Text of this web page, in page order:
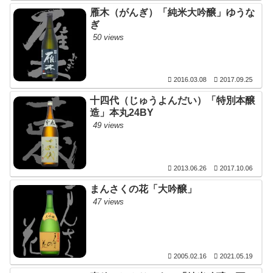
雁木（がんぎ）「純米大吟醸」ゆうな
ぎ
50 views
2016.03.08 2017.09.25
十四代（じゅうよんだい）「特別本醸
造」本丸24BY
49 views
2013.06.26 2017.10.06
まんさくの花「大吟醸」
47 views
2005.02.16 2021.05.19